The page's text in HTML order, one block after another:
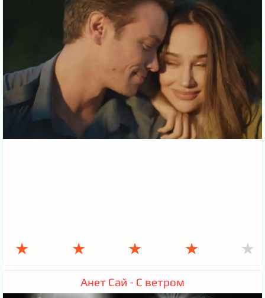
★ ★ ★ ★ ★
Анет Сай - С ветром